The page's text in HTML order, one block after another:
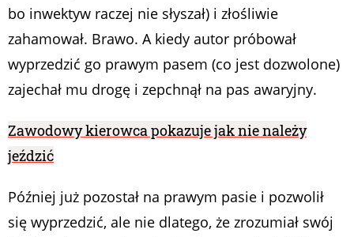
bo inwektyw raczej nie słyszał) i złośliwie
zahamował. Brawo. A kiedy autor próbował
wyprzedzić go prawym pasem (co jest dozwolone)
zajechał mu drogę i zepchnął na pas awaryjny.
Zawodowy kierowca pokazuje jak nie należy
jeździć
Później już pozostał na prawym pasie i pozwolił
się wyprzedzić, ale nie dlatego, że zrozumiał swój